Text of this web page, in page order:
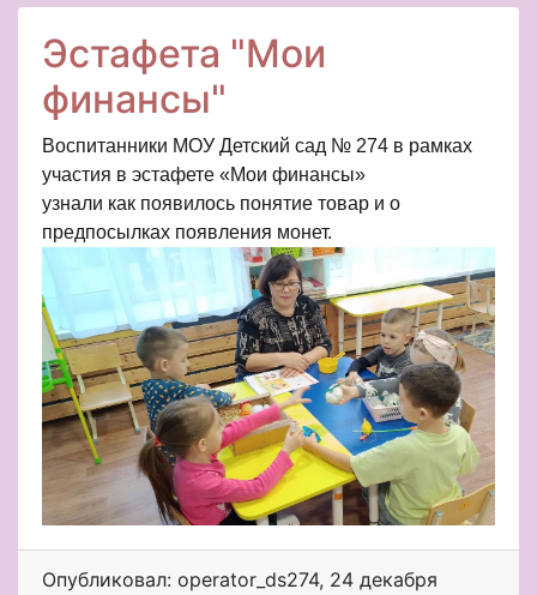
Эстафета "Мои
финансы"
Воспитанники МОУ Детский сад № 274 в рамках
участия в эстафете «Мои финансы»
узнали как появилось понятие товар и о
предпосылках появления монет.
Опубликовал: operator_ds274, 24 декабря